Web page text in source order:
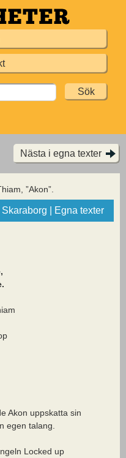
Nästa i egna texter
”Akon”.
Skaraborg | Egna texter
Akon uppskatta sin
egen talang.
Locked up